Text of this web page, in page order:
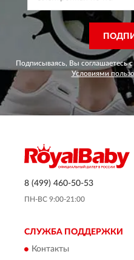
Подписываясь, Вы соглашаетесь с
Условиями
8 (499) 460-50-53
ПН-ВС 9:00-21:00
СЛУЖБА ПОДДЕРЖКИ
Контакты